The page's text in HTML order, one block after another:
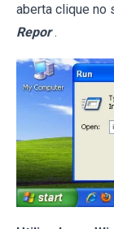
aberta clique no
Repor .